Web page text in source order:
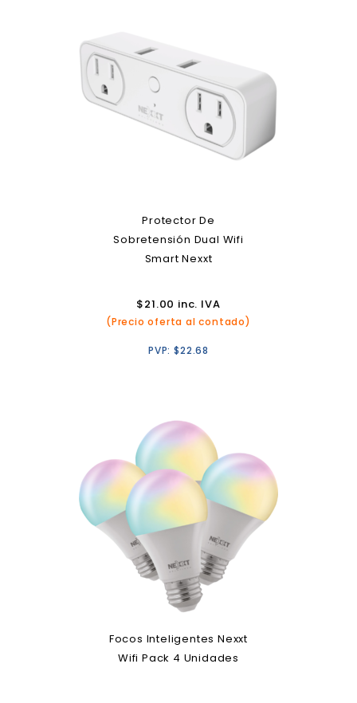
Protector De
Sobretensión Dual Wifi
Smart Nexxt
$21.00 inc. IVA
(Precio oferta al contado)
PVP:$22.68
Focos Inteligentes Nexxt
Wifi Pack 4 Unidades